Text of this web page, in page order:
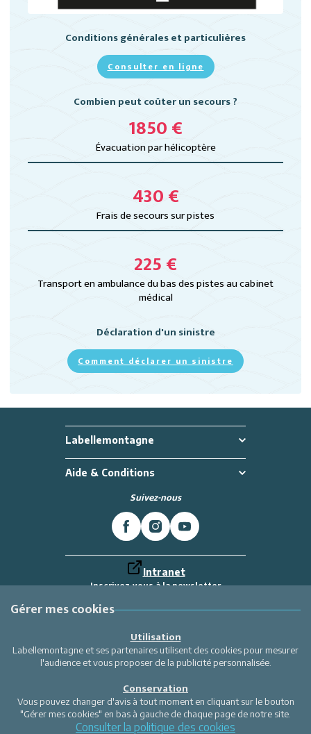
Conditions générales et particulières
Consulter en ligne
Combien peut coûter un secours ?
1850 €
Évacuation par hélicoptère
430 €
Frais de secours sur pistes
225 €
Transport en ambulance du bas des pistes au cabinet
médical
Déclaration d'un sinistre
Comment déclarer un sinistre
Labellemontagne
Aide & Conditions
Suivez-nous
Intranet
Inscrivez-vous à la newsletter
Labellemontagne
Gérer mes cookies
Utilisation
Labellemontagne et ses partenaires utilisent des cookies pour mesurer
l'audience et vous proposer de la publicité personnalisée.
Conservation
Vous pouvez changer d'avis à tout moment en cliquant sur le bouton
"Gérer mes cookies" en bas à gauche de chaque page de notre site.
Consulter la politique des cookies